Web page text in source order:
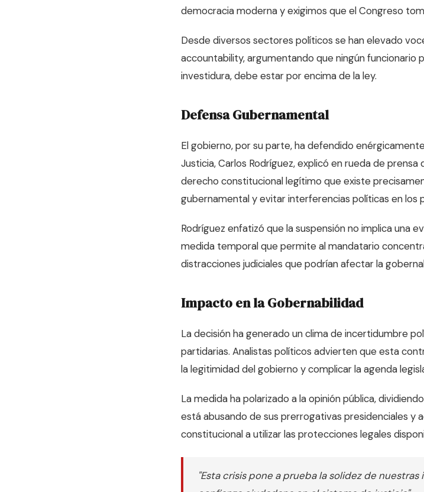
democracia moderna y exigimos que el Congreso
Desde diversos sectores políticos se han elevado
accountability, argumentando que ningún funcionario
investidura, debe estar por encima de la ley.
Defensa Gubernamental
El gobierno, por su parte, ha defendido
Justicia, Carlos Rodríguez, explicó en rueda de
derecho constitucional legítimo que existe
gubernamental y evitar interferencias políticas en los
Rodríguez enfatizó que la suspensión no implica una
medida temporal que permite al mandatario
distracciones judiciales que podrían afectar la
Impacto en la Gobernabilidad
La decisión ha generado un clima de incertidumbre
partidarias. Analistas políticos advierten que esta
la legitimidad del gobierno y complicar la agenda
La medida ha polarizado a la opinión pública,
está abusando de sus prerrogativas presidenciales y
constitucional a utilizar las protecciones legales
"Esta crisis pone a prueba la solidez de